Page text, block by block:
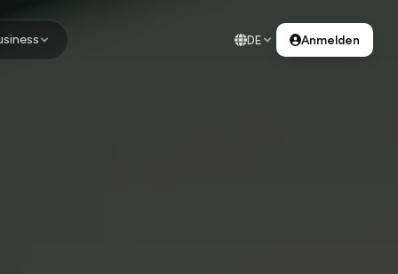
DE Anmelden